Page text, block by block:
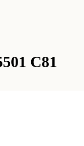
C81